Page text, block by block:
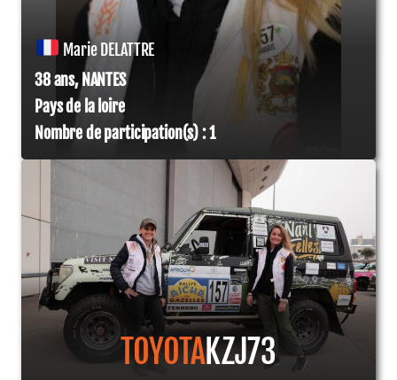
Marie DELATTRE
38 ans, NANTES
Pays de la loire
Nombre de participation(s) : 1
TOYOTAKZJ73